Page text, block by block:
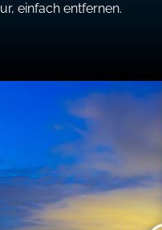
einfach entfernen.